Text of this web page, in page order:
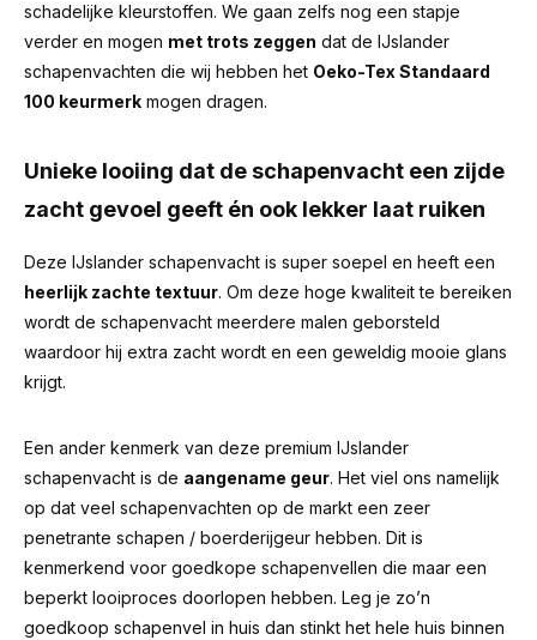
schadelijke kleurstoffen. We gaan zelfs nog een stapje
verder en mogen met trots zeggen dat de IJslander
schapenvachten die wij hebben het Oeko-Tex Standaard
100 keurmerk mogen dragen.
Unieke looiing dat de schapenvacht een zijde
zacht gevoel geeft én ook lekker laat ruiken
Deze IJslander schapenvacht is super soepel en heeft een
heerlijk zachte textuur. Om deze hoge kwaliteit te bereiken
wordt de schapenvacht meerdere malen geborsteld
waardoor hij extra zacht wordt en een geweldig mooie glans
krijgt.
Een ander kenmerk van deze premium IJslander
schapenvacht is de aangename geur. Het viel ons namelijk
op dat veel schapenvachten op de markt een zeer
penetrante schapen / boerderijgeur hebben. Dit is
kenmerkend voor goedkope schapenvellen die maar een
beperkt looiproces doorlopen hebben. Leg je zo’n
goedkoop schapenvel in huis dan stinkt het hele huis binnen